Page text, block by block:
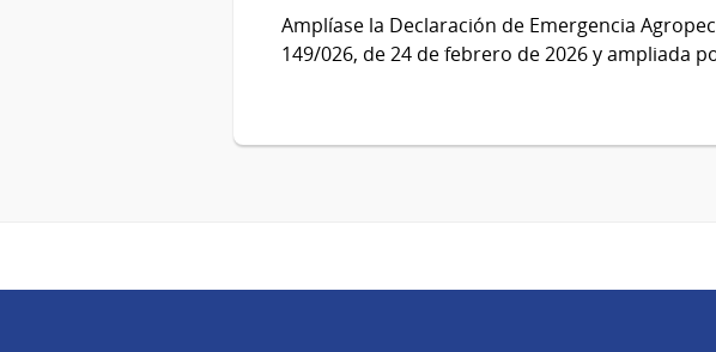
Amplíase la Declaración de Emergencia
149/026, de 24 de febrero de 2026 y ampliada